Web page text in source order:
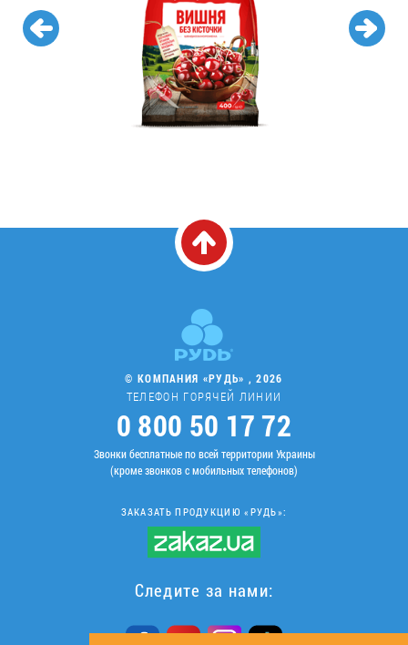
© КОМПАНИЯ «РУДЬ» , 2026
ТЕЛЕФОН ГОРЯЧЕЙ ЛИНИИ
0 800 50 17 72
Звонки бесплатные по всей территории Украины
(кроме звонков с мобильных телефонов)
ЗАКАЗАТЬ ПРОДУКЦИЮ «РУДЬ»:
Следите за нами: